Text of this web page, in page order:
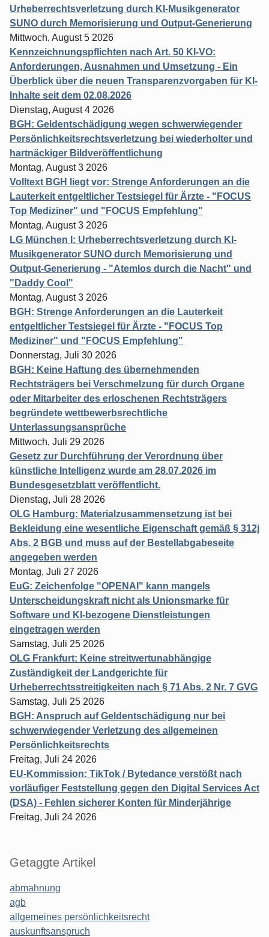
Urheberrechtsverletzung durch KI-Musikgenerator
SUNO durch Memorisierung und Output-Generierung
Mittwoch, August 5 2026
Kennzeichnungspflichten nach Art. 50 KI-VO:
Anforderungen, Ausnahmen und Umsetzung - Ein
Überblick über die neuen Transparenzvorgaben für KI-
Inhalte seit dem 02.08.2026
Dienstag, August 4 2026
BGH: Geldentschädigung wegen schwerwiegender
Persönlichkeitsrechtsverletzung bei wiederholter und
hartnäckiger Bildveröffentlichung
Montag, August 3 2026
Volltext BGH liegt vor: Strenge Anforderungen an die
Lauterkeit entgeltlicher Testsiegel für Ärzte - "FOCUS
Top Mediziner" und "FOCUS Empfehlung"
Montag, August 3 2026
LG München I: Urheberrechtsverletzung durch KI-
Musikgenerator SUNO durch Memorisierung und
Output-Generierung - "Atemlos durch die Nacht" und
"Daddy Cool"
Montag, August 3 2026
BGH: Strenge Anforderungen an die Lauterkeit
entgeltlicher Testsiegel für Ärzte - "FOCUS Top
Mediziner" und "FOCUS Empfehlung"
Donnerstag, Juli 30 2026
BGH: Keine Haftung des übernehmenden
Rechtsträgers bei Verschmelzung für durch Organe
oder Mitarbeiter des erloschenen Rechtsträgers
begründete wettbewerbsrechtliche
Unterlassungsansprüche
Mittwoch, Juli 29 2026
Gesetz zur Durchführung der Verordnung über
künstliche Intelligenz wurde am 28.07.2026 im
Bundesgesetzblatt veröffentlicht.
Dienstag, Juli 28 2026
OLG Hamburg: Materialzusammensetzung ist bei
Bekleidung eine wesentliche Eigenschaft gemäß § 312j
Abs. 2 BGB und muss auf der Bestellabgabeseite
angegeben werden
Montag, Juli 27 2026
EuG: Zeichenfolge "OPENAI" kann mangels
Unterscheidungskraft nicht als Unionsmarke für
Software und KI-bezogene Dienstleistungen
eingetragen werden
Samstag, Juli 25 2026
OLG Frankfurt: Keine streitwertunabhängige
Zuständigkeit der Landgerichte für
Urheberrechtsstreitigkeiten nach § 71 Abs. 2 Nr. 7 GVG
Samstag, Juli 25 2026
BGH: Anspruch auf Geldentschädigung nur bei
schwerwiegender Verletzung des allgemeinen
Persönlichkeitsrechts
Freitag, Juli 24 2026
EU-Kommission: TikTok / Bytedance verstößt nach
vorläufiger Feststellung gegen den Digital Services Act
(DSA) - Fehlen sicherer Konten für Minderjährige
Freitag, Juli 24 2026
Getaggte Artikel
abmahnung
agb
allgemeines persönlichkeitsrecht
auskunftsanspruch